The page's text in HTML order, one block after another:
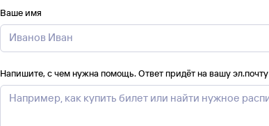
Ваше имя
Напишите, с чем нужна помощь. Ответ придёт на вашу эл.почту